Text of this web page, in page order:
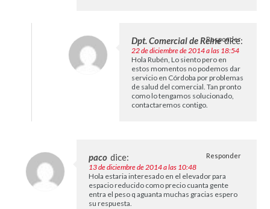
Dpt. Comercial de Reine dice:
22 de diciembre de 2014 a las 18:54
Hola Rubén, Lo siento pero en
estos momentos no podemos dar
servicio en Córdoba por problemas
de salud del comercial. Tan pronto
como lo tengamos solucionado,
contactaremos contigo.
Responder
paco dice:
13 de diciembre de 2014 a las 10:48
Hola estaria interesado en el elevador para
espacio reducido como precio cuanta gente
entra el peso q aguanta muchas gracias espero
su respuesta.
Responder